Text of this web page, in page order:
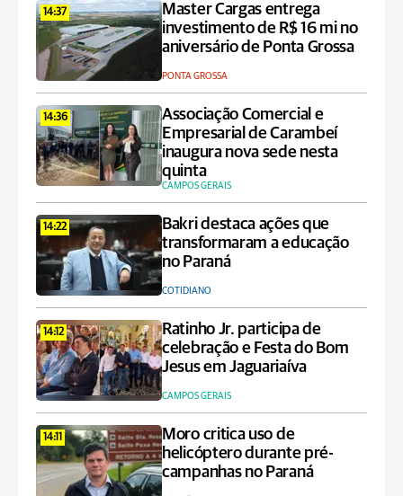
14:37
Master Cargas entrega
investimento de R$ 16 mi no
aniversário de Ponta Grossa
PONTA GROSSA
14:36
Associação Comercial e
Empresarial de Carambeí
inaugura nova sede nesta
quinta
CAMPOS GERAIS
14:22
Bakri destaca ações que
transformaram a educação
no Paraná
COTIDIANO
14:12
Ratinho Jr. participa de
celebração e Festa do Bom
Jesus em Jaguariaíva
CAMPOS GERAIS
14:11
Moro critica uso de
helicóptero durante pré-
campanhas no Paraná